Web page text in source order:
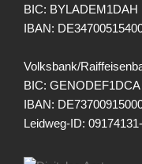
BIC: BYLADEM1DAH
IBAN:
Volksbank/
BIC: GENODEF1DCA
IBAN:
Leidweg-ID: